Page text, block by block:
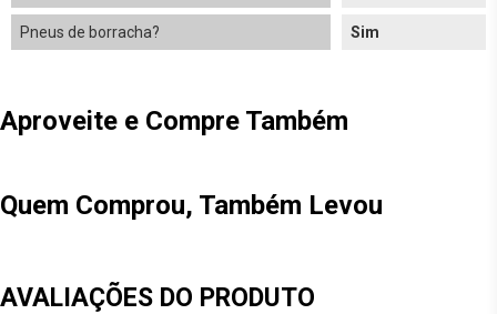
Pneus de borracha? Sim
Aproveite e Compre Também
Quem Comprou, Também Levou
AVALIAÇÕES DO PRODUTO